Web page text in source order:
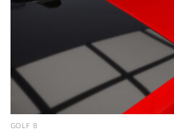
GOLF 8